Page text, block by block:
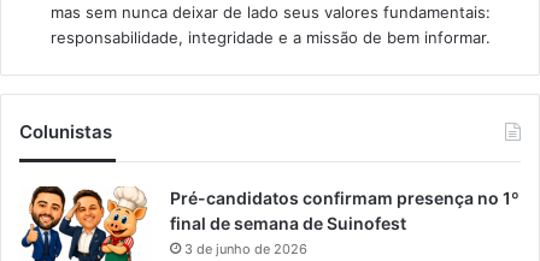
mas sem nunca deixar de lado seus valores fundamentais:
responsabilidade, integridade e a missão de bem informar.​
Colunistas
Pré-candidatos confirmam presença no 1º
final de semana de Suinofest
3 de junho de 2026